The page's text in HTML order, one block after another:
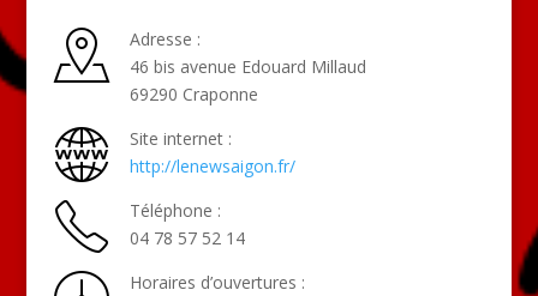
Adresse :
46 bis avenue Edouard Millaud
69290 Craponne
Site internet :
http://lenewsaigon.fr/
Téléphone :
04 78 57 52 14
Horaires d’ouvertures :